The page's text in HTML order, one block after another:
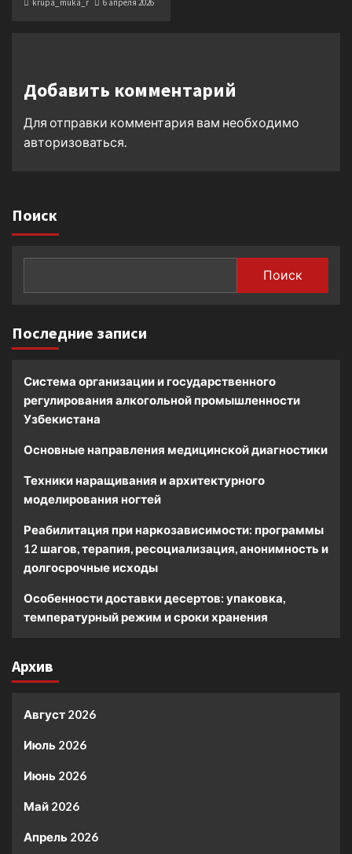
Добавить комментарий
Для отправки комментария вам необходимо
авторизоваться
Поиск
Поиск
Последние записи
Система организации и государственного
регулирования алкогольной промышленности
Узбекистана
Основные направления медицинской диагностики
Техники наращивания и архитектурного
моделирования ногтей
Реабилитация при наркозависимости: программы
12 шагов, терапия, ресоциализация, анонимность и
долгосрочные исходы
Особенности доставки десертов: упаковка,
температурный режим и сроки хранения
Архив
Август 2026
Июль 2026
Июнь 2026
Май 2026
Апрель 2026